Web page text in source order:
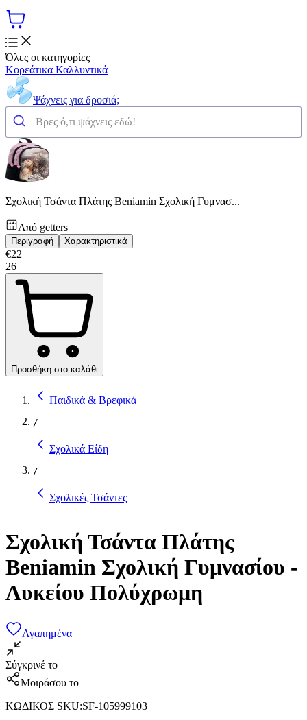
Όλες οι κατηγορίες
Κορεάτικα Καλλυντικά
Ψάχνεις για δροσιά;
Σχολική Τσάντα Πλάτης Beniamin Σχολική Γυμνασ...
Από getters
Περιγραφή Χαρακτηριστικά
€22
26
Προσθήκη στο καλάθι
Παιδικά & Βρεφικά
/
Σχολικά Είδη
/
Σχολικές Τσάντες
Σχολική Τσάντα Πλάτης
Beniamin Σχολική Γυμνασίου -
Λυκείου Πολύχρωμη
Αγαπημένα
Σύγκρινέ το
Μοιράσου το
ΚΩΔΙΚΟΣ SKU:SF-105999103